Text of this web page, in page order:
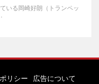
いる岡崎好朗（トランペッ
リシー 広告について